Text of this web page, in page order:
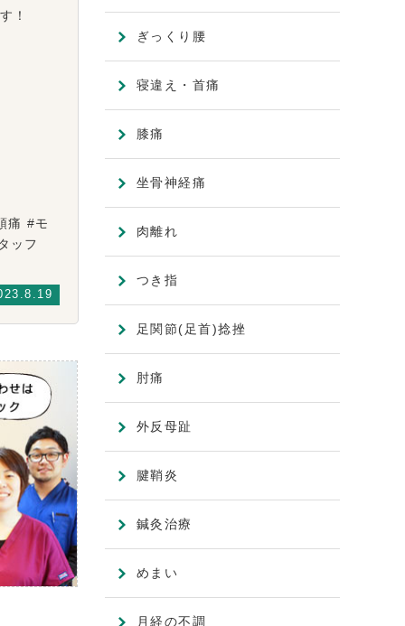
！
痛 #モ
ッフ
ぎっくり腰
寝違え・首痛
膝痛
坐骨神経痛
肉離れ
つき指
足関節(足首)捻挫
肘痛
外反母趾
腱鞘炎
鍼灸治療
めまい
月経の不調